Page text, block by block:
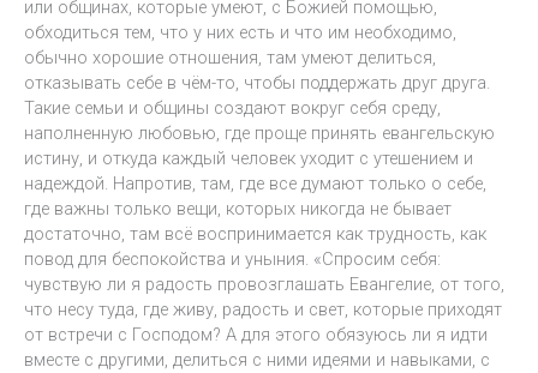
или общинах, которые умеют, с Божией помощью,
обходиться тем, что у них есть и что им необходимо,
обычно хорошие отношения, там умеют делиться,
отказывать себе в чём-то, чтобы поддержать друг друга.
Такие семьи и общины создают вокруг себя среду,
наполненную любовью, где проще принять евангельскую
истину, и откуда каждый человек уходит с утешением и
надеждой. Напротив, там, где все думают только о себе,
где важны только вещи, которых никогда не бывает
достаточно, там всё воспринимается как трудность, как
повод для беспокойства и уныния. «Спросим себя:
чувствую ли я радость провозглашать Евангелие, от того,
что несу туда, где живу, радость и свет, которые приходят
от встречи с Господом? А для этого обязуюсь ли я идти
вместе с другими, делиться с ними идеями и навыками, с